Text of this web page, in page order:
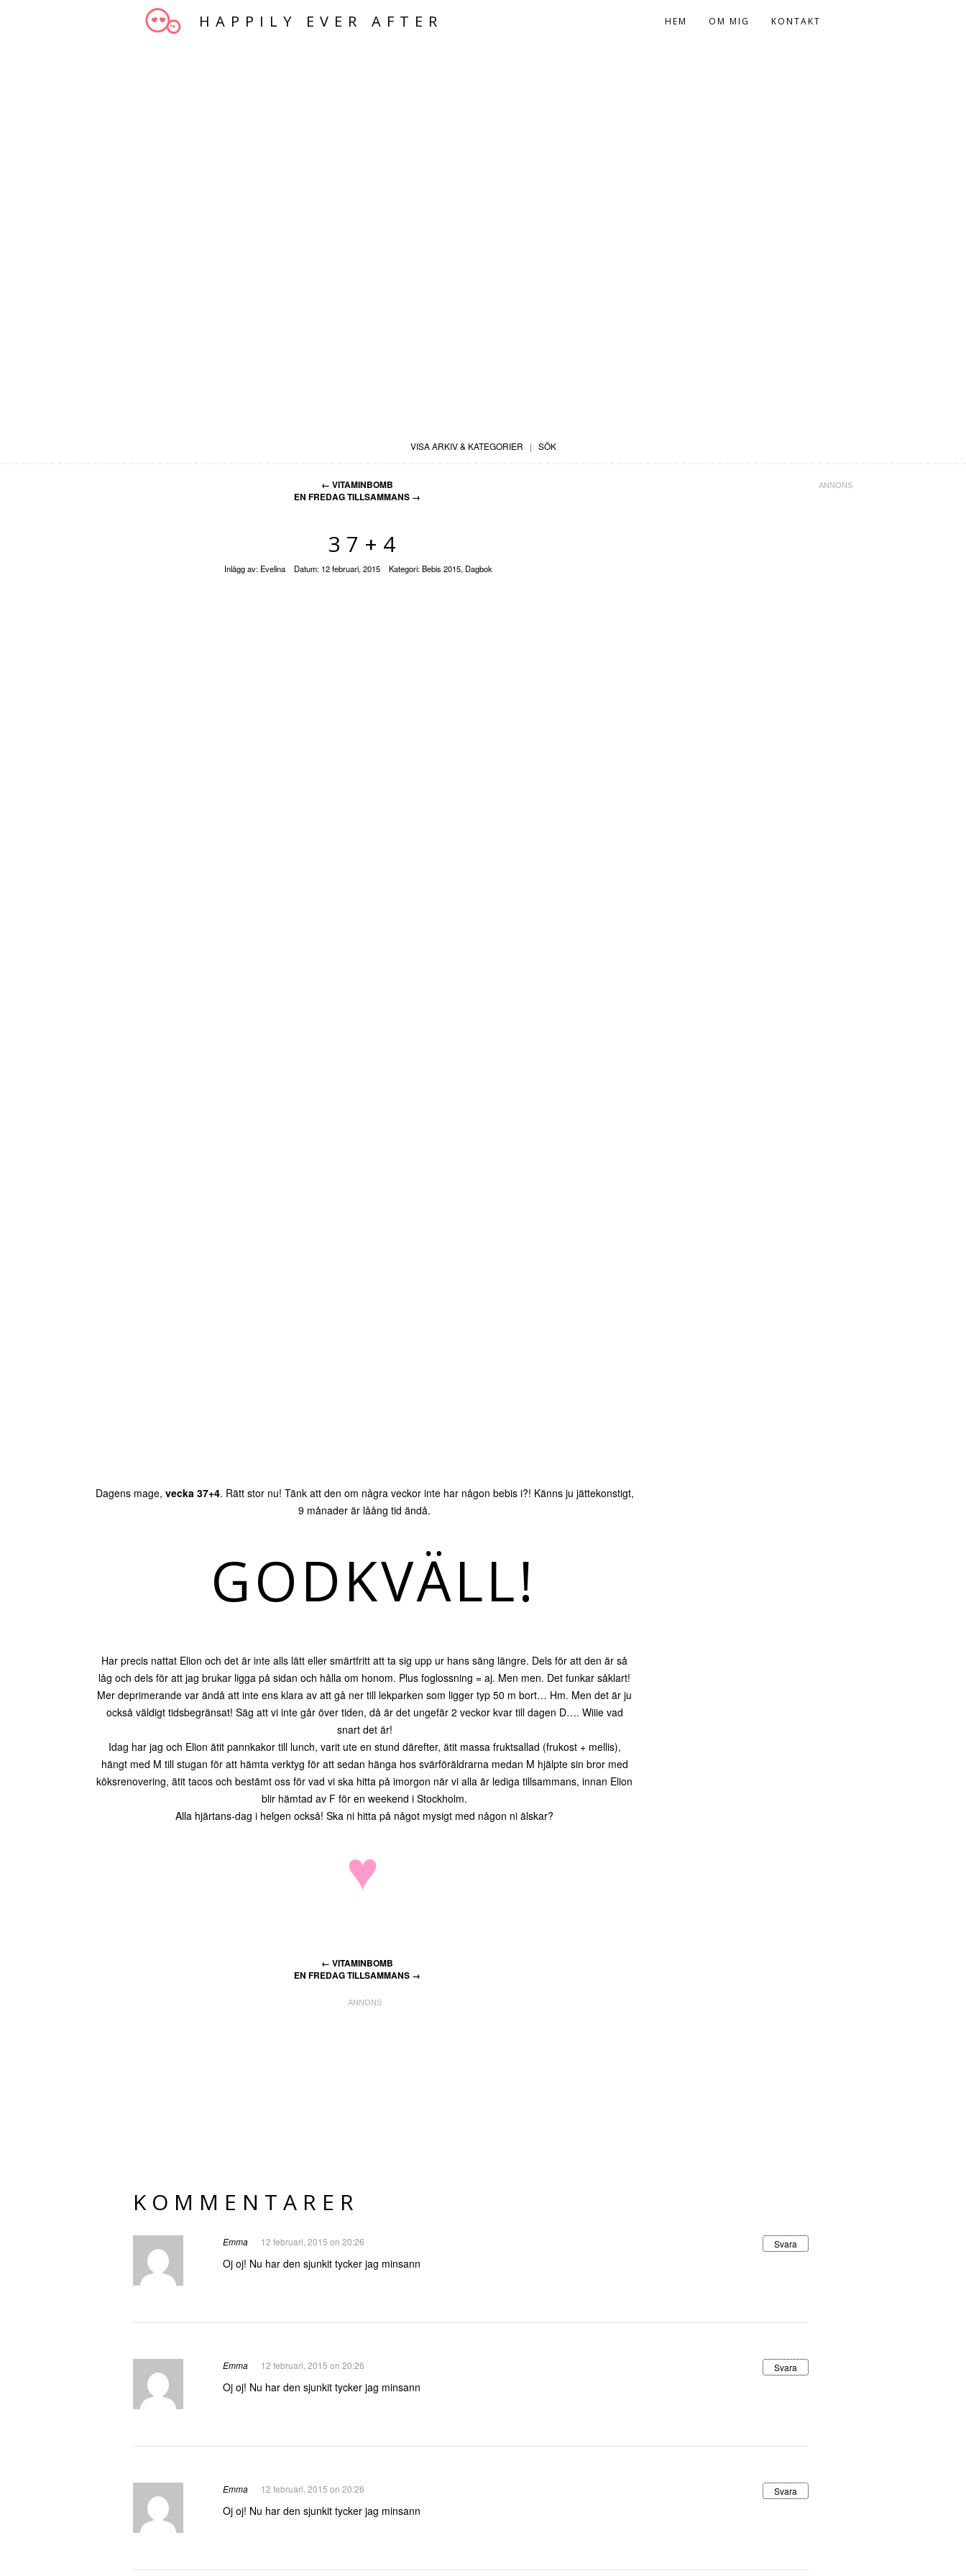
HAPPILY EVER AFTER HEM OM MIG KONTAKT
VISA ARKIV & KATEGORIER | SÖK
← VITAMINBOMB
EN FREDAG TILLSAMMANS →
37+4
Inlägg av: Evelina Datum: 12 februari, 2015 Kategori:Bebis 2015, Dagbok
Dagens mage, vecka 37+4. Rätt stor nu! Tänk att den om några veckor inte har någon bebis i?! Känns ju jättekonstigt,
9 månader är låång tid ändå.
GODKVÄLL!
Har precis nattat Elion och det är inte alls lätt eller smärtfritt att ta sig upp ur hans säng längre. Dels för att den är så
låg och dels för att jag brukar ligga på sidan och hålla om honom. Plus foglossning = aj. Men men. Det funkar såklart!
Mer deprimerande var ändå att inte ens klara av att gå ner till lekparken som ligger typ 50 m bort… Hm. Men det är ju
också väldigt tidsbegränsat! Säg att vi inte går över tiden, då är det ungefär 2 veckor kvar till dagen D…. Wiiie vad
snart det är!
Idag har jag och Elion ätit pannkakor till lunch, varit ute en stund därefter, ätit massa fruktsallad (frukost + mellis),
hängt med M till stugan för att hämta verktyg för att sedan hänga hos svärföräldrarna medan M hjälpte sin bror med
köksrenovering, ätit tacos och bestämt oss för vad vi ska hitta på imorgon när vi alla är lediga tillsammans, innan Elion
blir hämtad av F för en weekend i Stockholm.
Alla hjärtans-dag i helgen också! Ska ni hitta på något mysigt med någon ni älskar?
♥
← VITAMINBOMB
EN FREDAG TILLSAMMANS →
KOMMENTARER
Emma 12 februari, 2015 on 20:26 Svara
Oj oj! Nu har den sjunkit tycker jag minsann
Emma 12 februari, 2015 on 20:26 Svara
Oj oj! Nu har den sjunkit tycker jag minsann
Emma 12 februari, 2015 on 20:26 Svara
Oj oj! Nu har den sjunkit tycker jag minsann